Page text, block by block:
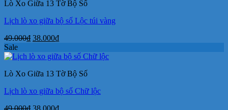
38.000₫.
Lò Xo Giữa 13 Tờ Bộ Số
Lịch lò xo giữa bộ số Lộc túi vàng
49.000₫ Giá
là:
38.000₫Giá
tại
38.000₫.
Sale
Lò Xo Giữa 13 Tờ Bộ Số
Lịch lò xo giữa bộ số Chữ lộc
49.000₫ Giá
38.000₫Giá